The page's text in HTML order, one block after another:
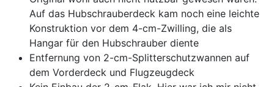
Auf das Hubschrauberdeck kam noch eine leichte
Konstruktion vor dem 4-cm-Zwilling, die als
Hangar für den Hubschrauber diente
Entfernung von 2-cm-Splitterschutzwannen auf
dem Vorderdeck und Flugzeugdeck